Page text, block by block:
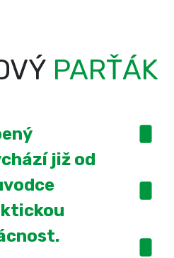
PARŤÁK
již od